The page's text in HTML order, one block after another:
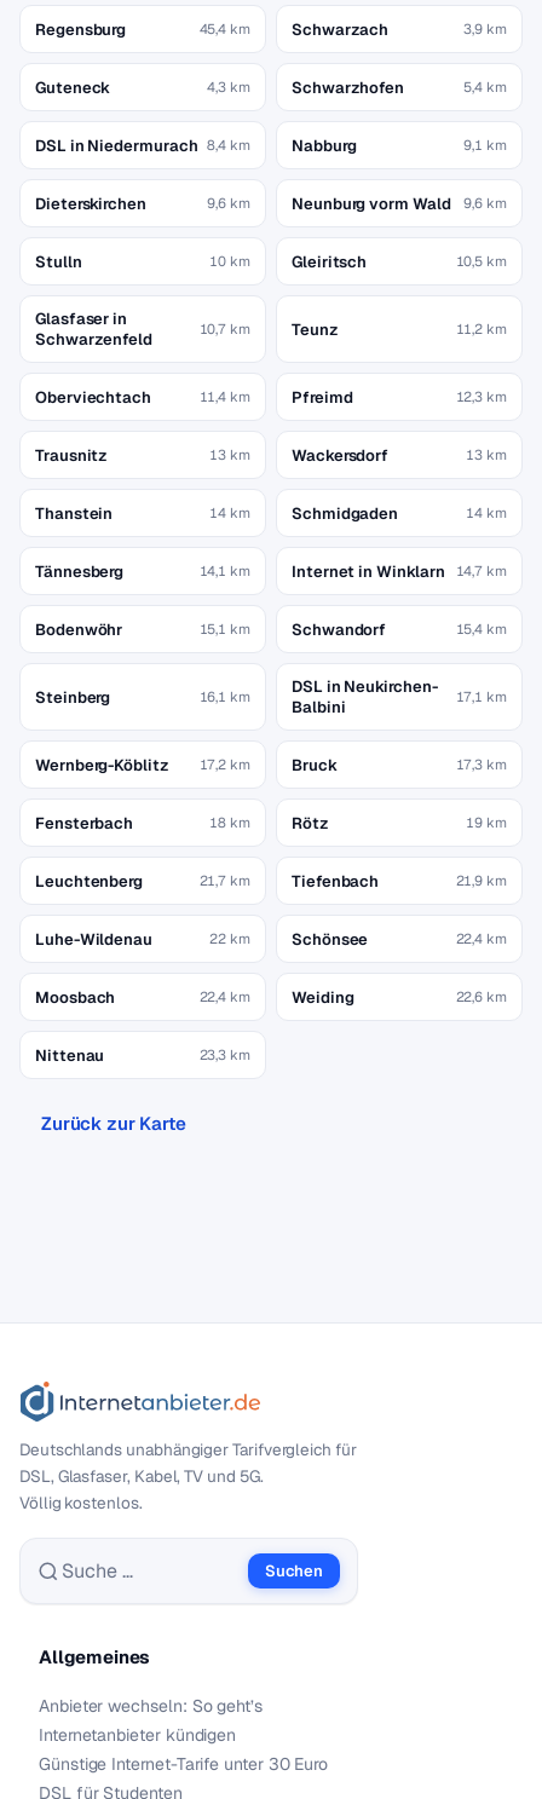
Regensburg 45,4 km Schwarzach 3,9 km
Guteneck 4,3 km Schwarzhofen 5,4 km
DSL in Niedermurach 8,4 km Nabburg 9,1 km
Dieterskirchen 9,6 km Neunburg vorm Wald 9,6 km
Stulln 10 km Gleiritsch 10,5 km
Glasfaser in
Schwarzenfeld
10,7 km Teunz 11,2 km
Oberviechtach 11,4 km Pfreimd 12,3 km
Trausnitz 13 km Wackersdorf 13 km
Thanstein 14 km Schmidgaden 14 km
Tännesberg 14,1 km Internet in Winklarn 14,7 km
Bodenwöhr 15,1 km Schwandorf 15,4 km
Steinberg 16,1 km
DSL in Neukirchen-
Balbini
17,1 km
Wernberg-Köblitz 17,2 km Bruck 17,3 km
Fensterbach 18 km Rötz 19 km
Leuchtenberg 21,7 km Tiefenbach 21,9 km
Luhe-Wildenau 22 km Schönsee 22,4 km
Moosbach 22,4 km Weiding 22,6 km
Nittenau 23,3 km
Zurück zur Karte
Deutschlands unabhängiger Tarif­vergleich für
DSL, Glasfaser, Kabel, TV und 5G.
Völlig kostenlos.
Suche nach:
Suchen
Allgemeines
Anbieter wechseln: So geht’s
Internetanbieter kündigen
Günstige Internet-Tarife unter 30 Euro
DSL für Studenten